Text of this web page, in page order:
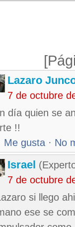
Lazaro
7 de octubre
día quien se
!!
Me gusta · No
Israel
7 de octubre
si llego
ese se